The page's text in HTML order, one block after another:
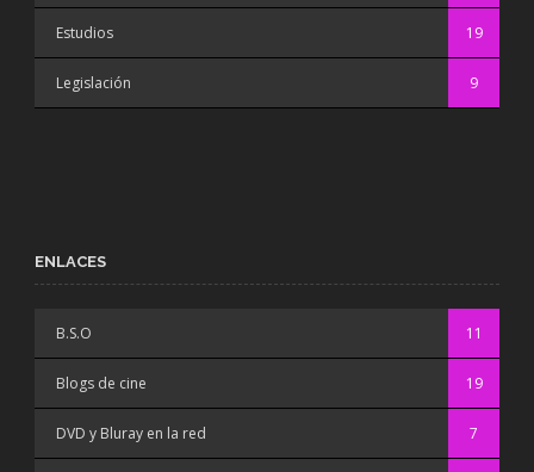
Estudios 19
Legislación 9
ENLACES
B.S.O 11
Blogs de cine 19
DVD y Bluray en la red 7